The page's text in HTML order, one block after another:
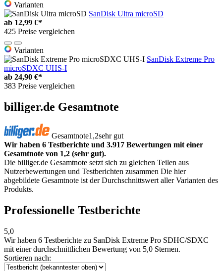
Varianten
SanDisk Ultra microSD
ab 12,99 €*
425 Preise vergleichen
Varianten
SanDisk Extreme Pro
microSDXC UHS-I
ab 24,90 €*
383 Preise vergleichen
billiger.de Gesamtnote
Gesamtnote1,2sehr gut
Wir haben 6 Testberichte und 3.917 Bewertungen mit einer
Gesamtnote von 1,2 (sehr gut).
Die billiger.de Gesamtnote setzt sich zu gleichen Teilen aus
Nutzerbewertungen und Testberichten zusammen Die hier
abgebildete Gesamtnote ist der Durchschnittswert aller Varianten des
Produkts.
Professionelle Testberichte
5,0
Wir haben 6 Testberichte zu SanDisk Extreme Pro SDHC/SDXC
mit einer durchschnittlichen Bewertung von 5,0 Sternen.
Sortieren nach: